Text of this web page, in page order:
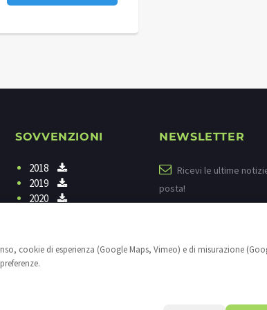
cookie di esperienza (Google Maps, Vimeo) e di misurazione
SOVVENZIONI
2018
2019
2020
NEWSLETTER
Ricevi le ultime
posta!